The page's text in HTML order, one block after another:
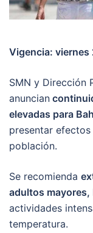
Vigencia: viernes
SMN y Dirección
anuncian
elevadas para
presentar
población.
Se recomienda
adultos mayores,
actividades
temperatura.